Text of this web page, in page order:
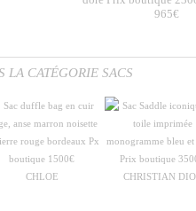
965€
LA CATÉGORIE SACS
CHLOE
CHRISTIAN